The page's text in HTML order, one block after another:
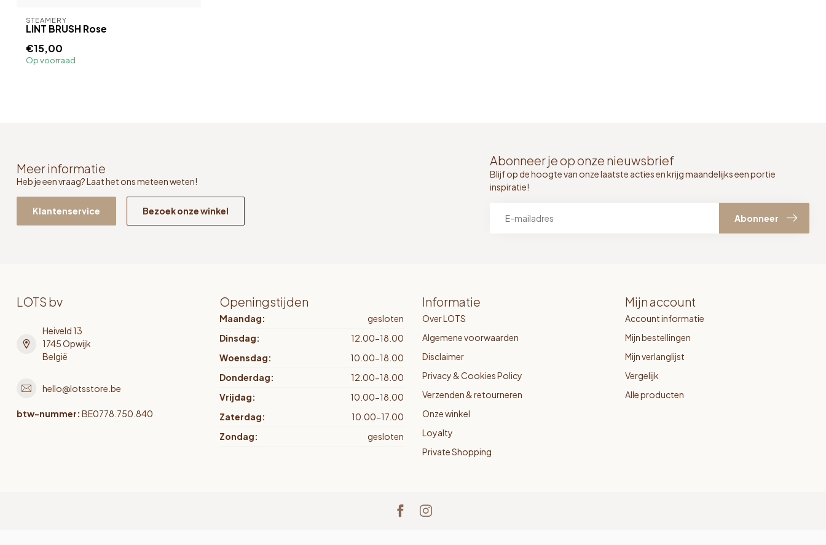
STEAMERY
LINT BRUSH Rose
€15,00
Op voorraad
Meer informatie
Heb je een vraag? Laat het ons meteen weten!
Klantenservice Bezoek onze winkel
Abonneer je op onze nieuwsbrief
Blijf op de hoogte van onze laatste acties en krijg maandelijks een portie
inspiratie!
Abonneer
LOTS bv
Heiveld 13
1745 Opwijk
België
hello@lotsstore.be
btw-nummer: BE0778.750.840
Openingstijden
Maandag:
gesloten
Dinsdag:
12.00-18.00
Woensdag:
10.00-18.00
Donderdag:
12.00-18.00
Vrijdag:
10.00-18.00
Zaterdag:
10.00-17.00
Zondag:
gesloten
Informatie
Over LOTS
Algemene voorwaarden
Disclaimer
Privacy & Cookies Policy
Verzenden & retourneren
Onze winkel
Loyalty
Private Shopping
Mijn account
Account informatie
Mijn bestellingen
Mijn verlanglijst
Vergelijk
Alle producten